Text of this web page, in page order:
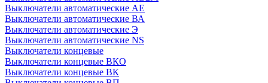
Выключатели автоматические АЕ
Выключатели автоматические ВА
Выключатели автоматические Э
Выключатели автоматические NS
Выключатели концевые
Выключатели концевые ВКО
Выключатели концевые ВК